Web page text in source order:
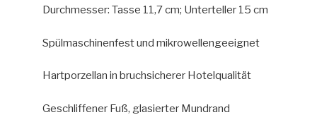
Durchmesser: Tasse 11,7 cm; Unterteller 15 cm
Spülmaschinenfest und mikrowellengeeignet
Hartporzellan in bruchsicherer Hotelqualität
Geschliffener Fuß, glasierter Mundrand